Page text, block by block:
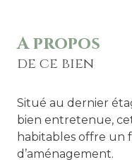
A propos
de ce bien
Situé au dernier
bien entretenue,
habitables offre un
d’aménagement.